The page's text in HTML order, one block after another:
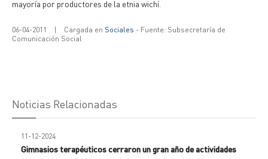
mayoría por productores de la etnia wichí.
06-04-2011 | Cargada en Sociales - Fuente: Subsecretaría de
Comunicación Social
Noticias Relacionadas
11-12-2024
Gimnasios terapéuticos cerraron un gran año de actividades